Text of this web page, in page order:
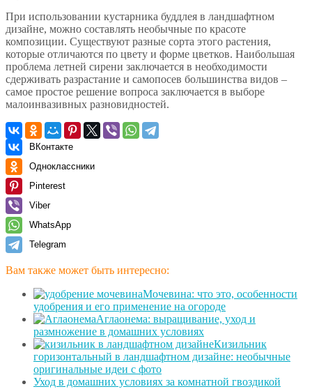
При использовании кустарника буддлея в ландшафтном
дизайне, можно составлять необычные по красоте
композиции. Существуют разные сорта этого растения,
которые отличаются по цвету и форме цветков. Наибольшая
проблема летней сирени заключается в необходимости
сдерживать разрастание и самопосев большинства видов –
самое простое решение вопроса заключается в выборе
малоинвазивных разновидностей.
ВКонтакте
Одноклассники
Pinterest
Viber
WhatsApp
Telegram
Вам также может быть интересно:
Мочевина: что это, особенности
удобрения и его применение на огороде
Аглаонема: выращивание, уход и
размножение в домашних условиях
Кизильник
горизонтальный в ландшафтном дизайне: необычные
оригинальные идеи с фото
Уход в домашних условиях за комнатной гвоздикой